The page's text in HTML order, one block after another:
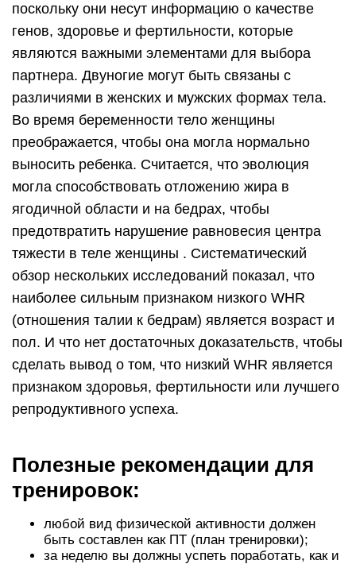
поскольку они несут информацию о качестве
генов, здоровье и фертильности, которые
являются важными элементами для выбора
партнера. Двуногие могут быть связаны с
различиями в женских и мужских формах тела.
Во время беременности тело женщины
преображается, чтобы она могла нормально
выносить ребенка. Считается, что эволюция
могла способствовать отложению жира в
ягодичной области и на бедрах, чтобы
предотвратить нарушение равновесия центра
тяжести в теле женщины . Систематический
обзор нескольких исследований показал, что
наиболее сильным признаком низкого WHR
(отношения талии к бедрам) является возраст и
пол. И что нет достаточных доказательств, чтобы
сделать вывод о том, что низкий WHR является
признаком здоровья, фертильности или лучшего
репродуктивного успеха.
Полезные рекомендации для
тренировок:
любой вид физической активности должен
быть составлен как ПТ (план тренировки);
за неделю вы должны успеть поработать, как и